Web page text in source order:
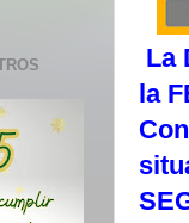
La
la